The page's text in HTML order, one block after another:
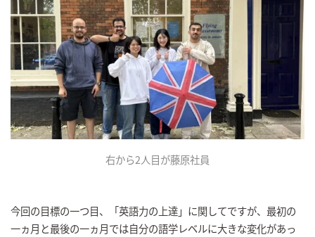
右から2人目が藤原社員
今回の目標の一つ目、「英語力の上達」に関してですが、最初の
一ヵ月と最後の一ヵ月では自分の語学レベルに大きな変化があっ